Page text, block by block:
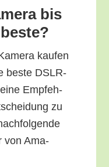
bis
kau­fen
bes­te DSLR-
Emp­feh­
zu
von Ama­